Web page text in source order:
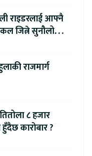
राइडरलाई आफ्नै
जित्ने सुनौलो
राजमार्ग
८ हजार
कारोबार ?